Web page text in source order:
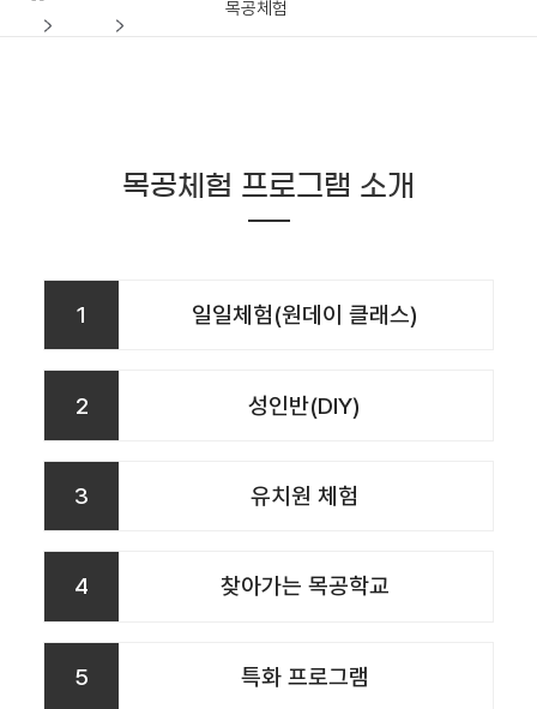
목공체험
목공체험 프로그램 소개
1 일일체험(원데이 클래스)
2 성인반(DIY)
3 유치원 체험
4 찾아가는 목공학교
5 특화 프로그램